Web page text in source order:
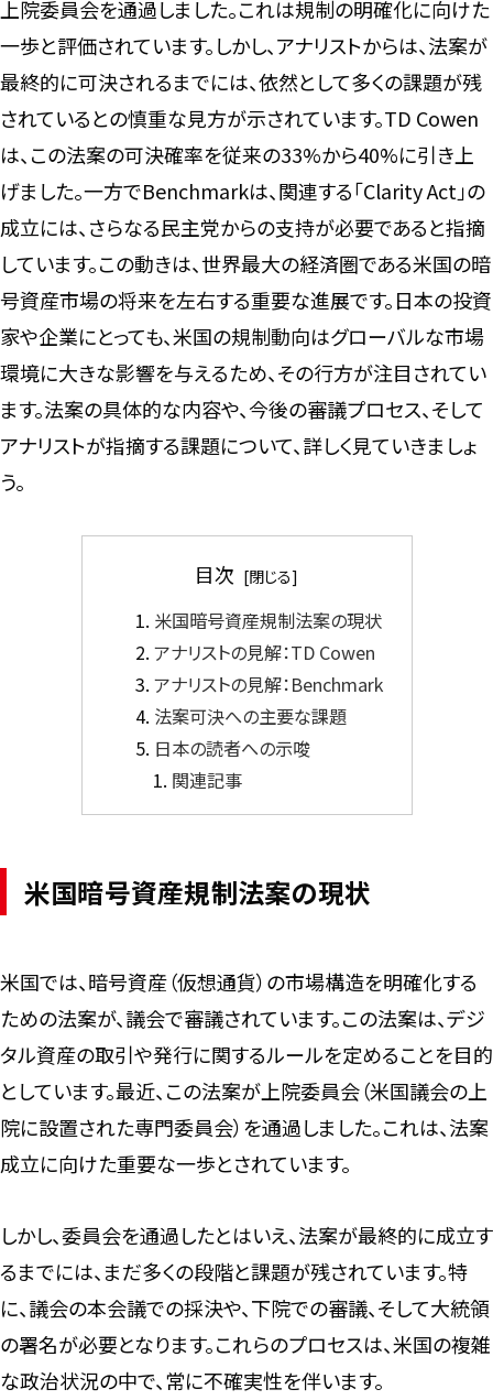
上院委員会を通過しました。これは規制の明確化に向けた
一歩と評価されています。しかし、アナリストからは、法案が
最終的に可決されるまでには、依然として多くの課題が残
されているとの慎重な見方が示されています。TD Cowen
は、この法案の可決確率を従来の33%から40%に引き上
げました。一方でBenchmarkは、関連する「Clarity Act」の
成立には、さらなる民主党からの支持が必要であると指摘
しています。この動きは、世界最大の経済圏である米国の暗
号資産市場の将来を左右する重要な進展です。日本の投資
家や企業にとっても、米国の規制動向はグローバルな市場
環境に大きな影響を与えるため、その行方が注目されてい
ます。法案の具体的な内容や、今後の審議プロセス、そして
アナリストが指摘する課題について、詳しく見ていきましょ
う。
目次
米国暗号資産規制法案の現状
アナリストの見解：TD Cowen
アナリストの見解：Benchmark
法案可決への主要な課題
日本の読者への示唆
関連記事
米国暗号資産規制法案の現状
米国では、暗号資産（仮想通貨）の市場構造を明確化する
ための法案が、議会で審議されています。この法案は、デジ
タル資産の取引や発行に関するルールを定めることを目的
としています。最近、この法案が上院委員会（米国議会の上
院に設置された専門委員会）を通過しました。これは、法案
成立に向けた重要な一歩とされています。
しかし、委員会を通過したとはいえ、法案が最終的に成立す
るまでには、まだ多くの段階と課題が残されています。特
に、議会の本会議での採決や、下院での審議、そして大統領
の署名が必要となります。これらのプロセスは、米国の複雑
な政治状況の中で、常に不確実性を伴います。